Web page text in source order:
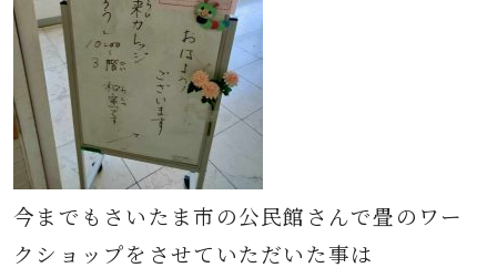
今までもさいたま市の公民館さんで畳のワー
クショップをさせていただいた事は